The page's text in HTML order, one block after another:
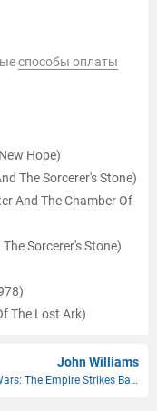
способы оплаты
Hope)
The Sorcerer's Stone)
And The Chamber Of
Sorcerer's Stone)
The Lost Ark)
Back)
And The
John Williams
Star Wars: The Empire Strikes Back (Original Motion Picture Soundtrack)